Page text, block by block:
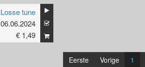
Losse tune
06.06.2024
€ 1,49
Eerste Vorige 1